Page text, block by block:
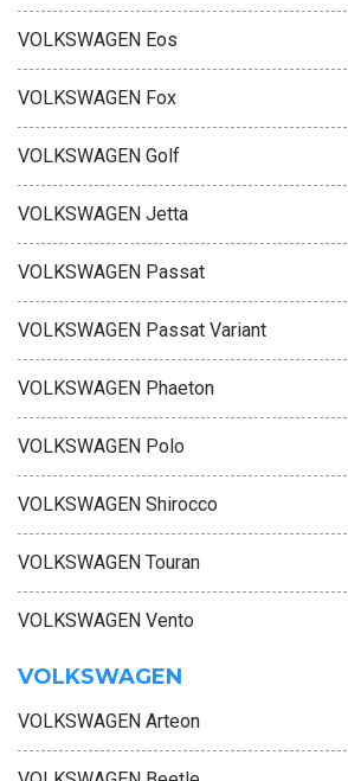
VOLKSWAGEN Eos
VOLKSWAGEN Fox
VOLKSWAGEN Golf
VOLKSWAGEN Jetta
VOLKSWAGEN Passat
VOLKSWAGEN Passat Variant
VOLKSWAGEN Phaeton
VOLKSWAGEN Polo
VOLKSWAGEN Shirocco
VOLKSWAGEN Touran
VOLKSWAGEN Vento
VOLKSWAGEN
VOLKSWAGEN Arteon